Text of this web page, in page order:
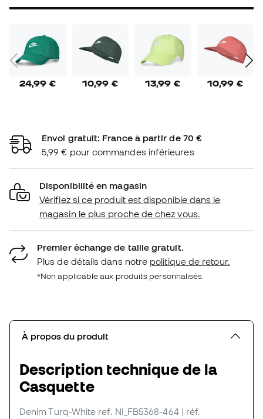
24,99 € 10,99 € 13,99 € 10,99 €
Envoi gratuit: France à partir de 70 €
5,99 € pour commandes inférieures
Disponibilité en magasin
Vérifiez si ce produit est disponible dans le
magasin le plus proche de chez vous.
Premier échange de taille gratuit.
Plus de détails dans notre politique de retour.
*Non applicable aux produits personnalisés.
À propos du produit
Description technique de la
Casquette
Denim Turq-White ref. NI_FB5368-464 | réf.